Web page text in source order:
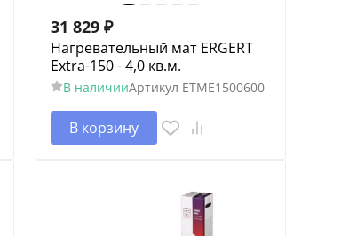
31 829 ₽
Нагревательный мат ERGERT
Extra-150 - 4,0 кв.м.
В наличииАртикул ETME1500600
В корзину